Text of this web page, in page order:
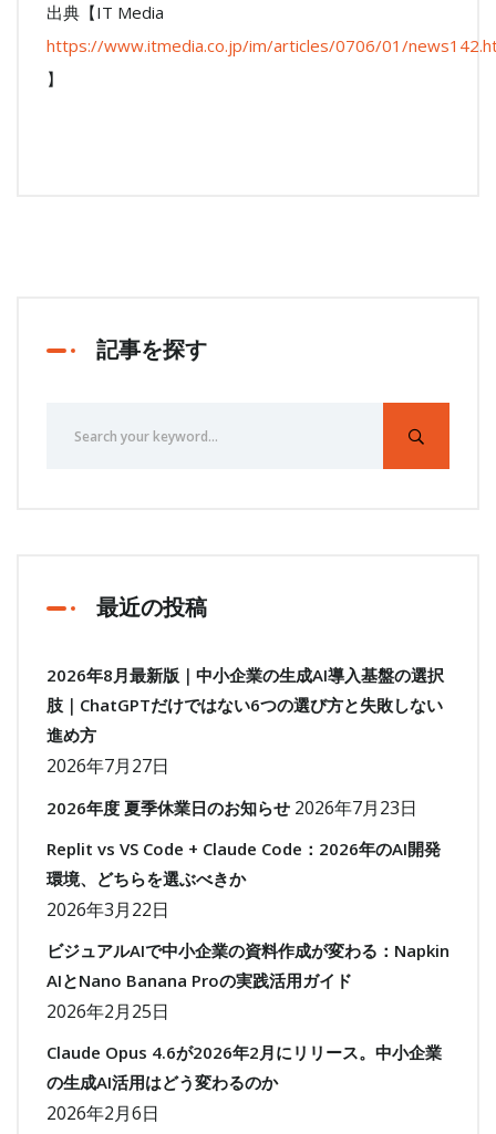
出典【IT Media
https://www.itmedia.co.jp/im/articles/0706/01/
】
記事を探す
最近の投稿
2026年8月最新版｜中小企業の生成AI導入基盤の選択
肢｜ChatGPTだけではない6つの選び方と失敗しない
進め方
2026年7月27日
2026年度 夏季休業日のお知らせ 2026年7月23日
Replit vs VS Code + Claude Code：2026年のAI開発
環境、どちらを選ぶべきか
2026年3月22日
ビジュアルAIで中小企業の資料作成が変わる：Napkin
AIとNano Banana Proの実践活用ガイド
2026年2月25日
Claude Opus 4.6が2026年2月にリリース。中小企業
の生成AI活用はどう変わるのか
2026年2月6日